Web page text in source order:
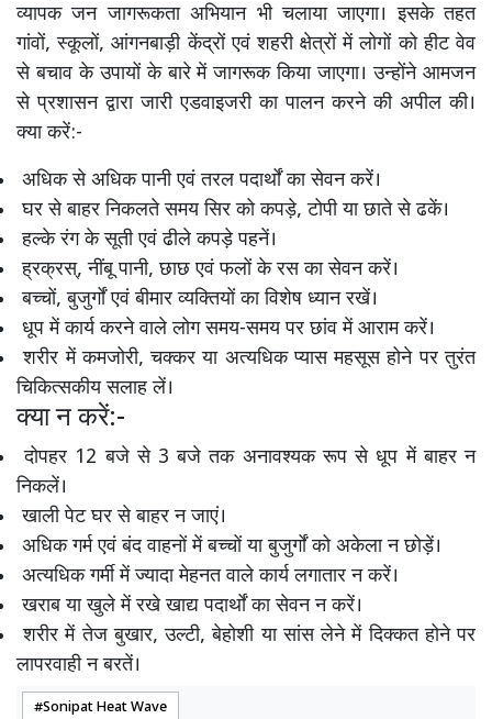
व्यापक जन जागरूकता अभियान भी चलाया जाएगा। इसके तहत
गांवों, स्कूलों, आंगनबाड़ी केंद्रों एवं शहरी क्षेत्रों में लोगों को हीट वेव
से बचाव के उपायों के बारे में जागरूक किया जाएगा। उन्होंने आमजन
से प्रशासन द्वारा जारी एडवाइजरी का पालन करने की अपील की।
क्या करें:-
अधिक से अधिक पानी एवं तरल पदार्थों का सेवन करें।
घर से बाहर निकलते समय सिर को कपड़े, टोपी या छाते से ढकें।
हल्के रंग के सूती एवं ढीले कपड़े पहनें।
ह्रक्रस्, नींबू पानी, छाछ एवं फलों के रस का सेवन करें।
बच्चों, बुजुर्गों एवं बीमार व्यक्तियों का विशेष ध्यान रखें।
धूप में कार्य करने वाले लोग समय-समय पर छांव में आराम करें।
शरीर में कमजोरी, चक्कर या अत्यधिक प्यास महसूस होने पर तुरंत
चिकित्सकीय सलाह लें।
क्या न करें:-
दोपहर 12 बजे से 3 बजे तक अनावश्यक रूप से धूप में बाहर न
निकलें।
खाली पेट घर से बाहर न जाएं।
अधिक गर्म एवं बंद वाहनों में बच्चों या बुजुर्गों को अकेला न छोड़ें।
अत्यधिक गर्मी में ज्यादा मेहनत वाले कार्य लगातार न करें।
खराब या खुले में रखे खाद्य पदार्थों का सेवन न करें।
शरीर में तेज बुखार, उल्टी, बेहोशी या सांस लेने में दिक्कत होने पर
लापरवाही न बरतें।
Sonipat Heat Wave